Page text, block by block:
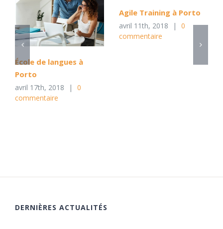
École de langues à
Porto
avril 17th, 2018 |
0
commentaire
Agile Training à Porto
avril 11th, 2018 |
0
commentaire
DERNIÈRES ACTUALITÉS